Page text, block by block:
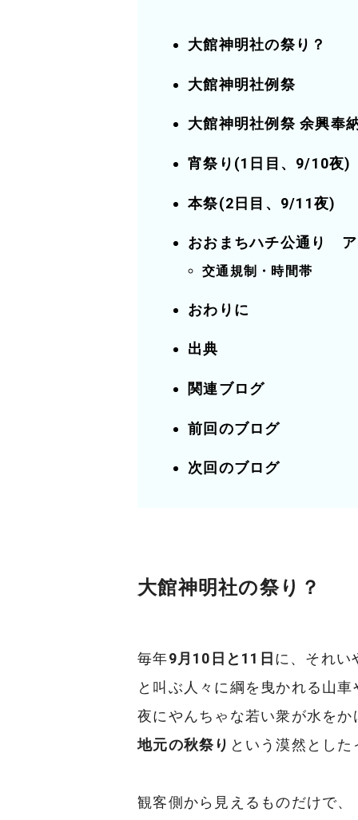
大館神明社の祭り？
大館神明社例祭
大館神明社例祭 余興奉
宵祭り(1日目、9/10夜)
本祭(2日目、9/11夜)
おおまちハチ公通り
交通規制・時間帯
おわりに
出典
関連ブログ
前回のブログ
次回のブログ
大館神明社の祭り？
毎年9月10日と11日に、それい
と叫ぶ人々に綱を曳かれる山
夜にやんちゃな若い衆が水をか
地元の秋祭り という漠然とし
観客側から見えるものだけで、